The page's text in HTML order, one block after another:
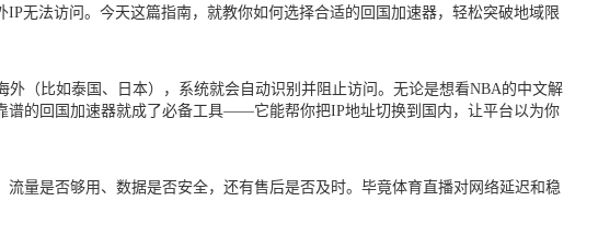
无法访问。今天这篇指南，就教你如何选择合适的回国加速器，轻松突破地域限
（比如泰国、日本），系统就会自动识别并阻止访问。无论是想看NBA的中文解
谱的回国加速器就成了必备工具——它能帮你把IP地址切换到国内，让平台以为你
量是否够用、数据是否安全，还有售后是否及时。毕竟体育直播对网络延迟和稳